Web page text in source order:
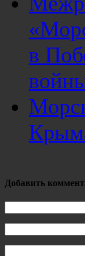
в
Добавить